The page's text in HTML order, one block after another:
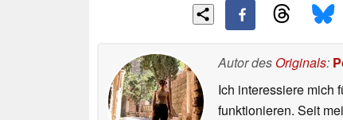
Autor des Originals:
Ich interessiere mich
funktionieren. Seit